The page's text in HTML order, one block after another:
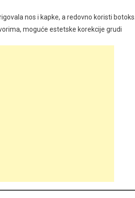
nos i kapke, a redovno koristi
moguće estetske korekcije grudi